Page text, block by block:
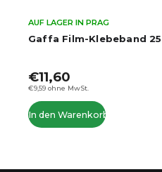
Gaffa Film-Klebeband
AUF LAGER IN PRAG
€9,59 ohne MwSt.
€11,60
In den Warenkorb